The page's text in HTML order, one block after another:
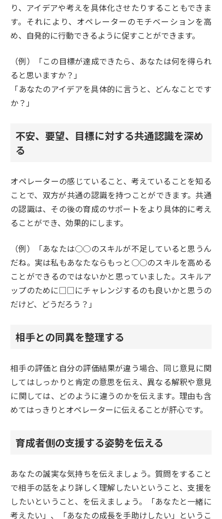
り、アイデアや考えを具体化させたりすることもできま
す。それにより、オペレーターのモチベーションを高
め、自発的に行動できるように促すことができます。
（例）「この目標が達成できたら、あなたは何を得られ
ると思いますか？」
「あなたのアイデアを具体的に言うと、どんなことです
か？」
不安、要望、目標に対する共通認識を深め
る
オペレーターの感じていること、考えていることを知る
ことで、双方が共通の認識を持つことができます。共通
の認識は、その後の育成のサポートをより具体的に考え
ることができ、効果的にします。
（例）「あなたは○○のスキルが不足していると思うん
だね。実は私もあなたならもっと○○のスキルを高める
ことができるのではないかと思っていました。スキルア
ップのために□□にチャレンジするのも良いかと思うの
だけど、どうだろう？」
相手との同異を整理する
相手の評価と自分の評価結果が違う場合、同じ意見に関
してはしっかりと肯定の意思を伝え、異なる解釈や意見
に関しては、どのように違うのかを伝えます。理由も含
めてはっきりとオペレーターに伝えることが肝心です。
育成者側の支援する姿勢を伝える
あなたの誠実な気持ちを伝えましょう。質問をすること
で相手の話をより詳しく理解したいということ、支援を
したいということ、を伝えましょう。「あなたと一緒に
考えたい」、「あなたの成長を手助けしたい」というこ